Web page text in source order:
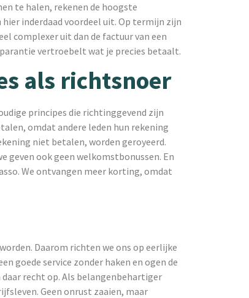
te halen, rekenen de hoogste
inderdaad voordeel uit. Op termijn zijn
complexer uit dan de factuur van een
vertroebelt wat je precies betaalt.
als richtsnoer
principes die richtinggevend zijn
omdat andere leden hun rekening
niet betalen, worden geroyeerd.
geven ook geen welkomstbonussen. En
We ontvangen meer korting, omdat
Daarom richten we ons op eerlijke
goede service zonder haken en ogen de
recht op. Als belangenbehartiger
Geen onrust zaaien, maar